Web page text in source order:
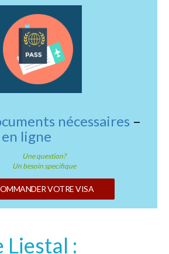
nécessaires –
ligne
Une question?
Un besoin specifique
VOTRE VISA
Liestal :